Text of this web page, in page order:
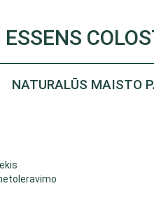
ESSENS
NATURALŪS MAISTO